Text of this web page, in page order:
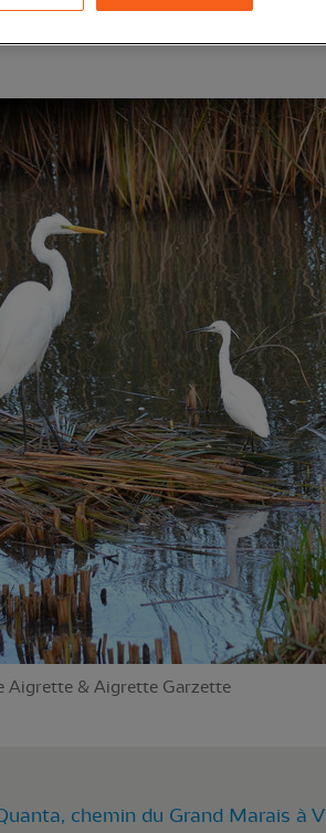
le site : zone humide,
Aigrette & Aigrette Garzette
chemin du Grand Marais à